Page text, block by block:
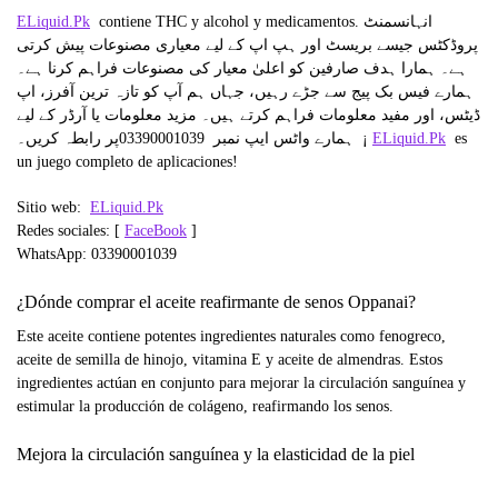
ELiquid.Pk contiene THC y alcohol y medicamentos. انہانسمنٹ
پروڈکٹس جیسے بریسٹ اور ہپ اپ کے لیے معیاری مصنوعات پیش کرتی
ہے۔ ہمارا ہدف صارفین کو اعلیٰ معیار کی مصنوعات فراہم کرنا ہے۔
ہمارے فیس بک پیج سے جڑے رہیں، جہاں ہم آپ کو تازہ ترین آفرز، اپ
ڈیٹس، اور مفید معلومات فراہم کرتے ہیں۔ مزید معلومات یا آرڈر کے لیے
ہمارے واٹس ایپ نمبر 03390001039
پر رابطہ کریں۔ ¡ ELiquid.Pk es
un juego completo de aplicaciones!
Sitio web: ELiquid.Pk
Redes sociales: [ FaceBook ]
WhatsApp: 03390001039
¿Dónde comprar el aceite reafirmante de senos Oppanai?
Este aceite contiene potentes ingredientes naturales como fenogreco,
aceite de semilla de hinojo, vitamina E y aceite de almendras. Estos
ingredientes actúan en conjunto para mejorar la circulación sanguínea y
estimular la producción de colágeno, reafirmando los senos.
Mejora la circulación sanguínea y la elasticidad de la piel